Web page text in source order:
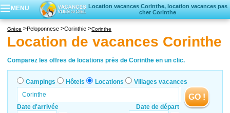
MENU
Location vacances Corinthe, location vacances pas
cher Corinthe
Locations vacances
Villages vacances
Grèce Peloponnese Corinthie Corinthe
Location de vacances Corinthe
Comparez les offres de locations près de Corinthe en un clic.
Campings Hôtels Locations Villages vacances
Date d'arrivée Date de départ
GO !